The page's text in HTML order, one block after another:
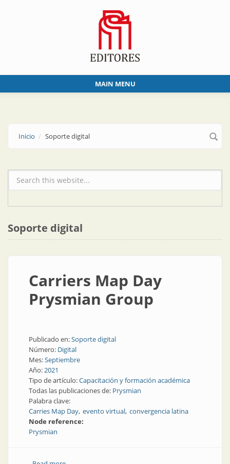
MAIN MENU
Inicio Soporte digital
Formulario de búsqueda
Soporte digital
Carriers Map Day
Prysmian Group
Publicado en:Soporte digital
Número: Digital
Mes:Septiembre
Año:2021
Tipo de artículo:Capacitación y formación académica
Todas las publicaciones de: Prysmian
Palabra clave:
Carries Map Day evento virtual convergencia latina
Node reference:
Prysmian